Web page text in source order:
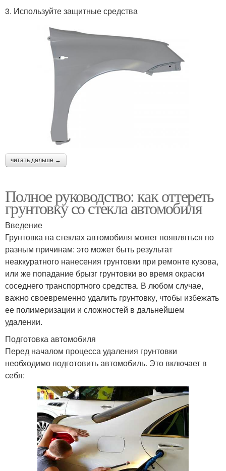
3. Используйте защитные средства
читать дальше →
Полное руководство: как оттереть
грунтовку со стекла автомобиля
Введение
Грунтовка на стеклах автомобиля может появляться по
разным причинам: это может быть результат
неаккуратного нанесения грунтовки при ремонте кузова,
или же попадание брызг грунтовки во время окраски
соседнего транспортного средства. В любом случае,
важно своевременно удалить грунтовку, чтобы избежать
ее полимеризации и сложностей в дальнейшем
удалении.
Подготовка автомобиля
Перед началом процесса удаления грунтовки
необходимо подготовить автомобиль. Это включает в
себя: